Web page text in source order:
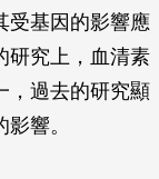
受基因的影響應
研究上，血清素
，過去的研究顯
響。